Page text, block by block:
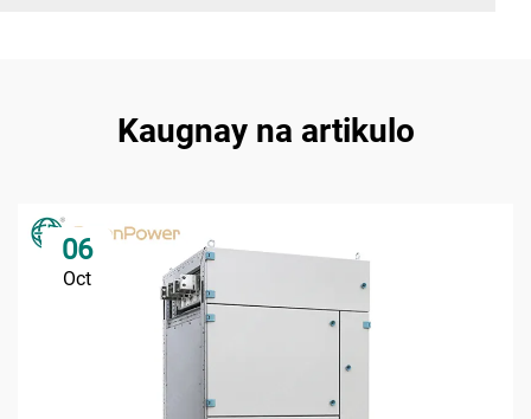
Kaugnay na artikulo
06
Oct